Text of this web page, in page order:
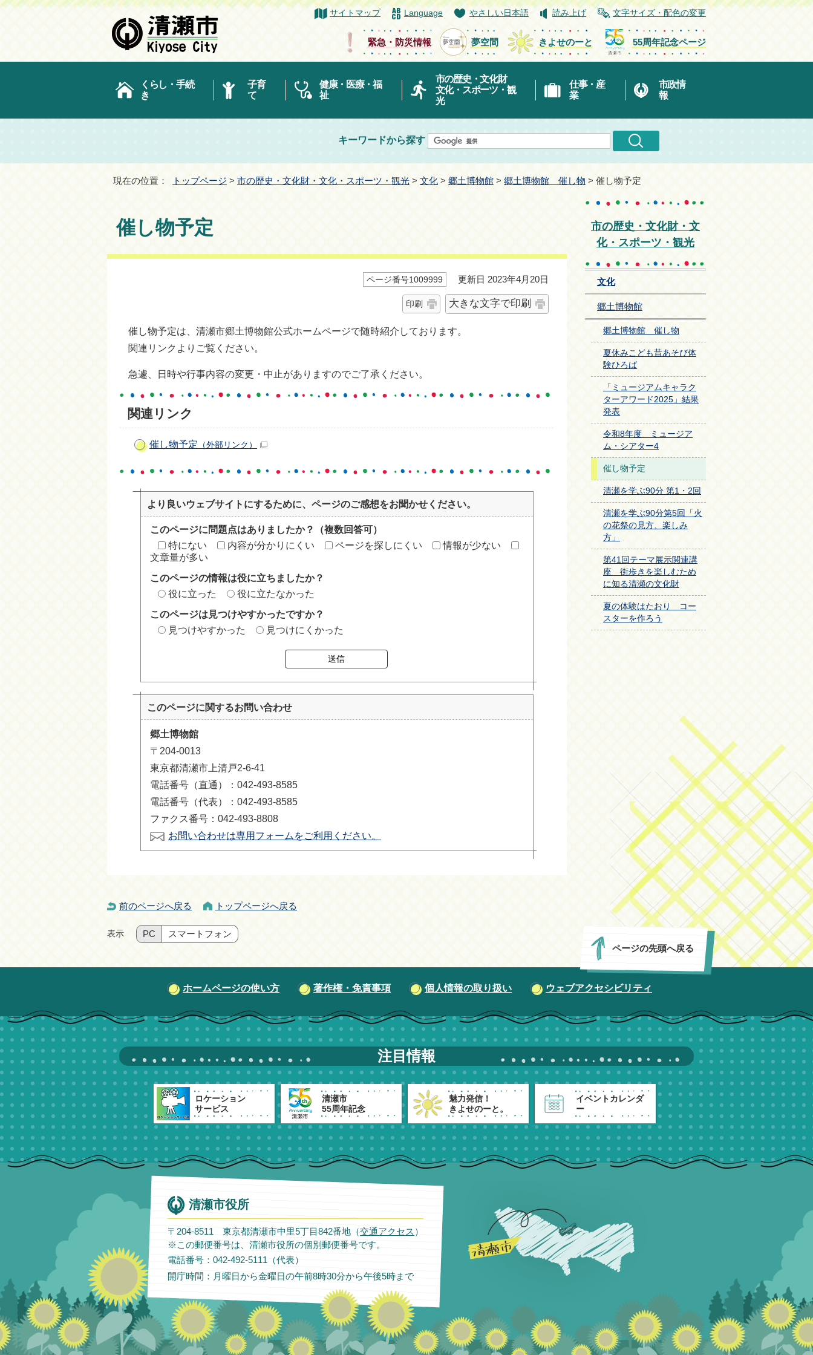
サイトマップ Language やさしい日本語 読み上げ 文字サイズ・配色の変更
緊急・防災情報 夢空間 きよせのーと 55周年記念ページ
くらし・手続
き
子育
て
健康・医療・福
祉
市の歴史・文化財
文化・スポーツ・観
光
仕事・産
業
市政情
報
キーワードから探す
現在の位置： トップページ > 市の歴史・文化財・文化・スポーツ・観光 > 文化 > 郷土博物館 > 郷土博物館 催し物 > 催し物予定
催し物予定
ページ番号1009999 更新日 2023年4月20日
印刷 大きな文字で印刷
催し物予定は、清瀬市郷土博物館公式ホームページで随時紹介しております。
関連リンクよりご覧ください。
急遽、日時や行事内容の変更・中止がありますのでご了承ください。
関連リンク
催し物予定 （外部リンク）
より良いウェブサイトにするために、ページのご感想をお聞かせください。
このページに問題点はありましたか？（複数回答可）
特にない
内容が分かりにくい ページを探しにくい
情報が少ない
文章量が多い
このページの情報は役に立ちましたか？
役に立った
役に立たなかった
このページは見つけやすかったですか？
見つけやすかった
見つけにくかった
送信
このページに関するお問い合わせ
郷土博物館
〒204-0013
東京都清瀬市上清戸2-6-41
電話番号（直通）：042-493-8585
電話番号（代表）：042-493-8585
ファクス番号：042-493-8808
お問い合わせは専用フォームをご利用ください。
市の歴史・文化財・文
化・スポーツ・観光
文化
郷土博物館
郷土博物館 催し物
夏休みこども昔あそび体
験ひろば
「ミュージアムキャラク
ターアワード2025」結果
発表
令和8年度 ミュージア
ム・シアター4
催し物予定
清瀬を学ぶ90分 第1・2回
清瀬を学ぶ90分第5回「火
の花祭の見方、楽しみ
方」
第41回テーマ展示関連講
座 街歩きを楽しむため
に知る清瀬の文化財
夏の体験はたおり コー
スターを作ろう
ページの先頭へ戻る
前のページへ戻る トップページへ戻る
表示 PC スマートフォン
ホームページの使い方 著作権・免責事項 個人情報の取り扱い ウェブアクセシビリティ
注目情報
ロケーション
サービス
清瀬市
55周年記念
魅力発信！
きよせのーと。
イベントカレンダ
ー
清瀬市役所
〒204-8511 東京都清瀬市中里5丁目842番地（交通アクセス ）
※この郵便番号は、清瀬市役所の個別郵便番号です。
電話番号：042-492-5111（代表）
開庁時間：月曜日から金曜日の午前8時30分から午後5時まで